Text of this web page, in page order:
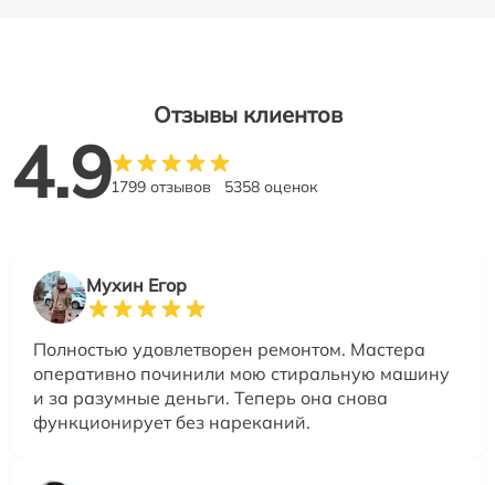
Отзывы клиентов
4.91799 отзывов 5358 оценок
Мухин Егор
Полностью удовлетворен ремонтом. Мастера
оперативно починили мою стиральную машину
и за разумные деньги. Теперь она снова
функционирует без нареканий.